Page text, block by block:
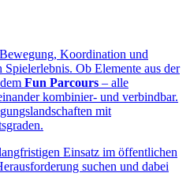
Koordination und
Ob Elemente aus der
Fun Parcours – alle
kombinier- und verbindbar.
mit
Einsatz im öffentlichen
suchen und dabei